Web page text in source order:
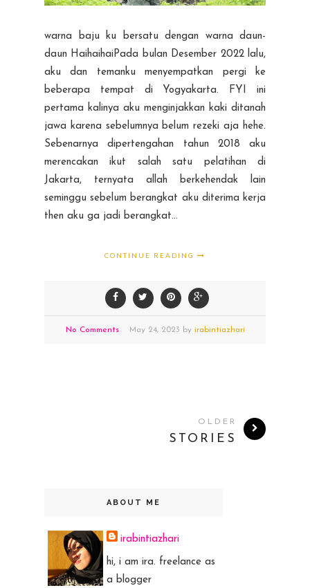
warna baju ku bersatu dengan warna daun-
daun HaihaihaiPada bulan Desember 2022 lalu,
aku dan temanku menyempatkan pergi ke
beberapa tempat di Yogyakarta. FYI ini
pertama kalinya aku menginjakkan kaki ditanah
jawa karena sebelumnya belum rezeki aja hehe.
Sebenarnya dipertengahan tahun 2018 aku
merencakan ikut salah satu pelatihan di
Jakarta, ternyata allah berkehendak lain
seminggu sebelum berangkat aku diterima kerja
then aku ga jadi berangkat...
CONTINUE READING
No Comments May 24,2023 by irabintiazhari
OLDER
STORIES
ABOUT ME
irabintiazhari
hi, i am ira. freelance as
a blogger